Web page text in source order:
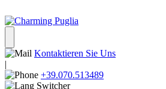
Kontaktieren Sie Uns
|
+39.070.513489